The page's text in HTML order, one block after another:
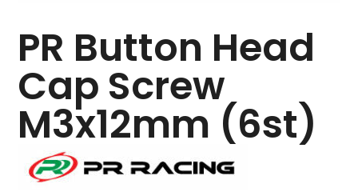
PR Button Head
Cap Screw
M3x12mm (6st)